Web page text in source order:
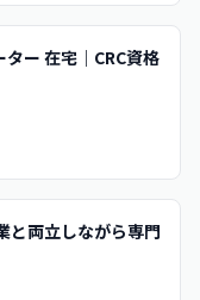
ー 在宅｜CRC資格
と両立しながら専門